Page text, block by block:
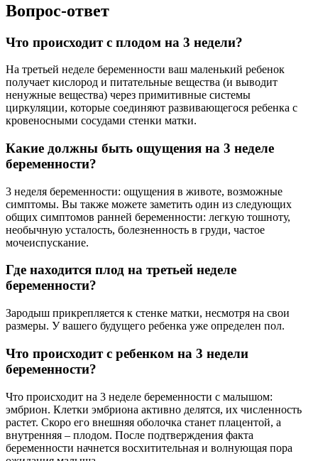
Вопрос-ответ
Что происходит с плодом на 3 недели?
На третьей неделе беременности ваш маленький ребенок
получает кислород и питательные вещества (и выводит
ненужные вещества) через примитивные системы
циркуляции, которые соединяют развивающегося ребенка с
кровеносными сосудами стенки матки.
Какие должны быть ощущения на 3 неделе
беременности?
3 неделя беременности: ощущения в животе, возможные
симптомы. Вы также можете заметить один из следующих
общих симптомов ранней беременности: легкую тошноту,
необычную усталость, болезненность в груди, частое
мочеиспускание.
Где находится плод на третьей неделе
беременности?
Зародыш прикрепляется к стенке матки, несмотря на свои
размеры. У вашего будущего ребенка уже определен пол.
Что происходит с ребенком на 3 недели
беременности?
Что происходит на 3 неделе беременности с малышом:
эмбрион. Клетки эмбриона активно делятся, их численность
растет. Скоро его внешняя оболочка станет плацентой, а
внутренняя – плодом. После подтверждения факта
беременности начнется восхитительная и волнующая пора